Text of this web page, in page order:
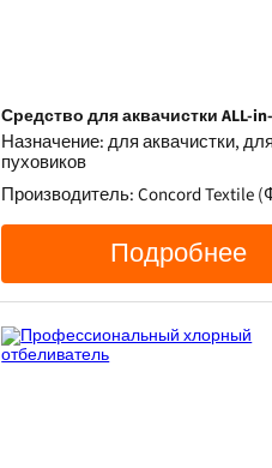
Средство для аквачистки ALL-
Назначение: для аквачистки,
пуховиков
Производитель: Concord Textile
Подробнее